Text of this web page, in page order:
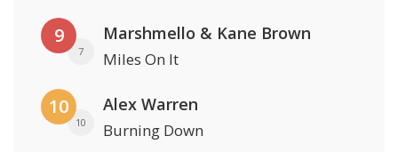
9
7
Marshmello & Kane Brown
Miles On It
10
10
Alex Warren
Burning Down